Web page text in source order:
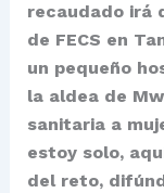
recaudado irá
de FECS en
un pequeño
la aldea de
sanitaria a
estoy solo,
del reto,